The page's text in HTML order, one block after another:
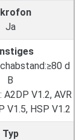
Ja
d
B
V1.2, AVR
V1.5, HSP V1.2
Typ